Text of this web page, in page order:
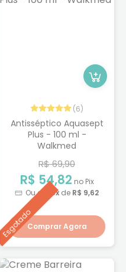
(6)
Antisséptico Aquasept
Plus - 100 ml -
Walkmed
R$ 69,90
R$ 54,82 no Pix
Ou em
6x de R$ 9,62
Comprar Agora
Esgotado